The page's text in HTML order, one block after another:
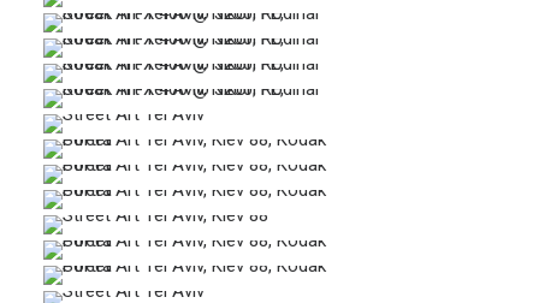
…
…
…
…
…
…
…
…
…
…